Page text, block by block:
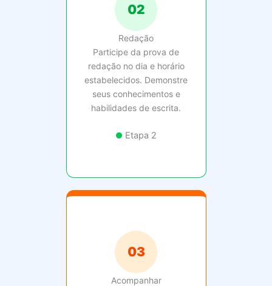
02
Redação
Participe da prova de
redação no dia e horário
estabelecidos. Demonstre
seus conhecimentos e
habilidades de escrita.
Etapa 2
03
Acompanhar